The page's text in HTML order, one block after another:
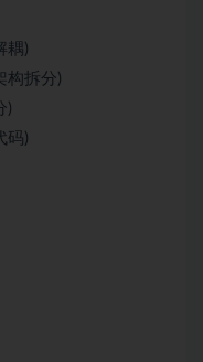
耦)
构拆分)
)
码)